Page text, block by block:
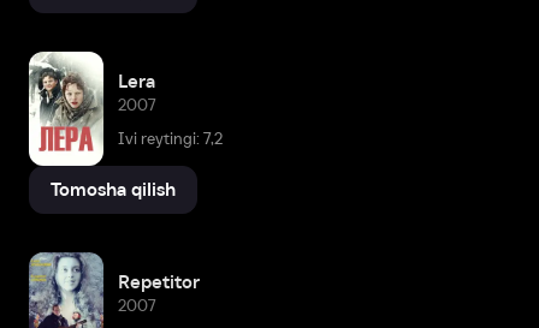
Lera
2007
Ivi reytingi: 7,2
Tomosha qilish
Repetitor
2007